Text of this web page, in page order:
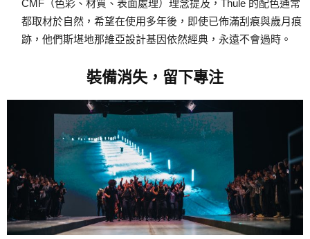
CMF（色彩、材質、表面處理）理念提及，Thule 的配色通常
都取材於自然，希望在使用多年後，即使已佈滿刮痕與歲月痕
跡，他們斯堪地那維亞設計基因依然經典，永遠不會過時。
裝備消失，留下專注